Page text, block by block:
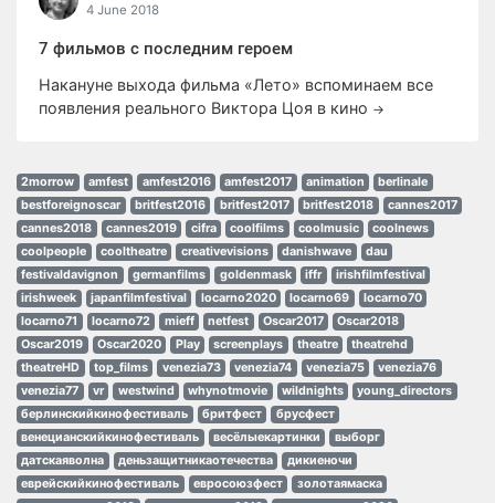
4 June 2018
7 фильмов с последним героем
Накануне выхода фильма «Лето» вспоминаем все
появления реального Виктора Цоя в кино →
2morrow amfest amfest2016 amfest2017 animation
berlinale
bestforeignoscar
britfest2016 britfest2017 britfest2018
cannes2017
cannes2018
cannes2019 cifra coolfilms coolmusic
coolnews
coolpeople
cooltheatre creativevisions danishwave
dau
festivaldavignon
germanfilms goldenmask iffr
irishfilmfestival
irishweek
japanfilmfestival locarno2020 locarno69
locarno70
locarno71
locarno72 mieff netfest Oscar2017
Oscar2018
Oscar2019
Oscar2020 Play screenplays theatre
theatrehd
theatreHD
top_films venezia73 venezia74 venezia75
venezia76
venezia77
vr westwind whynotmovie wildnights
young_directors
берлинскийкинофестиваль
бритфест
брусфест
венецианскийкинофестиваль
весёлыекартинки
выборг
датскаяволна
деньзащитникаотечества
дикиеночи
еврейскийкинофестиваль
евросоюзфест
золотаямаска